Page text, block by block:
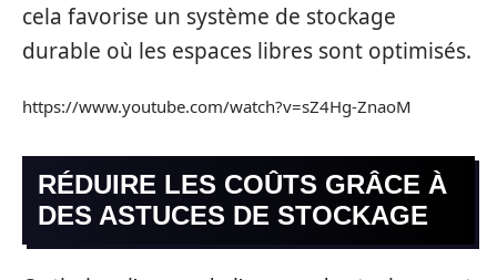
cela favorise un système de stockage
durable où les espaces libres sont optimisés.
https://www.youtube.com/watch?v=sZ4Hg-ZnaoM
RÉDUIRE LES COÛTS GRÂCE À
DES ASTUCES DE STOCKAGE